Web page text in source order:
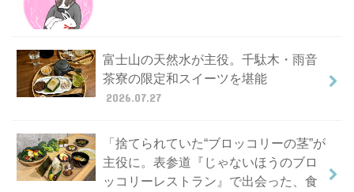
富士山の天然水が主役。千駄木・雨音
茶寮の限定和スイーツを堪能
2026.07.27
「捨てられていた“ブロッコリーの茎”が
主役に。表参道『じゃないほうのブロ
ッコリーレストラン』で出会った、食